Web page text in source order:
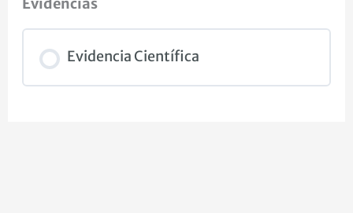
Evidencia Científica